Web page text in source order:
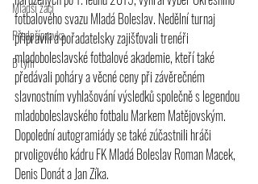
Mladší žáci
Předpřípravka
B tým
fotbalového svazu Mladá Boleslav. Nedělní turnaj
připravili a pořadatelsky zajišťovali trenéři
mladoboleslavské fotbalové akademie, kteří také
předávali poháry a věcné ceny při závěrečném
slavnostním vyhlašování výsledků společně s legendou
mladoboleslavského fotbalu Markem Matějovským.
Dopolední autogramiády se také zúčastnili hráči
prvoligového kádru FK Mladá Boleslav Roman Macek,
Denis Donát a Jan Zíka.